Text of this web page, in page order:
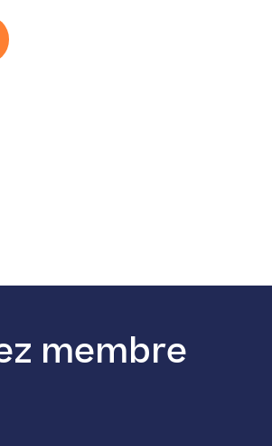
membre